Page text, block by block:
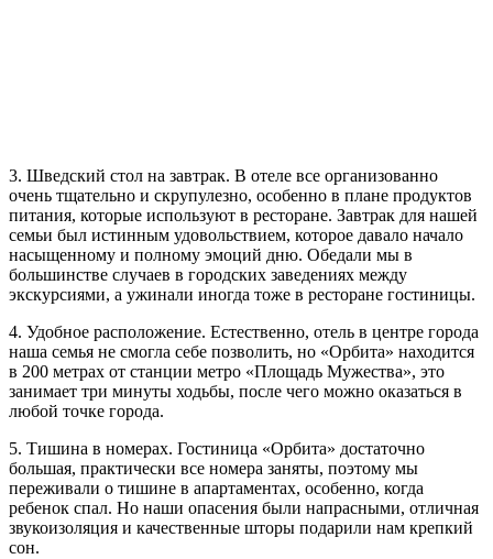
3.​ Шведский стол на завтрак. В отеле все организованно
очень тщательно и скрупулезно, особенно в плане продуктов
питания, которые используют в ресторане. Завтрак для нашей
семьи был истинным удовольствием, которое давало начало
насыщенному и полному эмоций дню. Обедали мы в
большинстве случаев в городских заведениях между
экскурсиями, а ужинали иногда тоже в ресторане гостиницы.
4.​ Удобное расположение. Естественно, отель в центре города
наша семья не смогла себе позволить, но «Орбита» находится
в 200 метрах от станции метро «Площадь Мужества», это
занимает три минуты ходьбы, после чего можно оказаться в
любой точке города.
5.​ Тишина в номерах. Гостиница «Орбита» достаточно
большая, практически все номера заняты, поэтому мы
переживали о тишине в апартаментах, особенно, когда
ребенок спал. Но наши опасения были напрасными, отличная
звукоизоляция и качественные шторы подарили нам крепкий
сон.